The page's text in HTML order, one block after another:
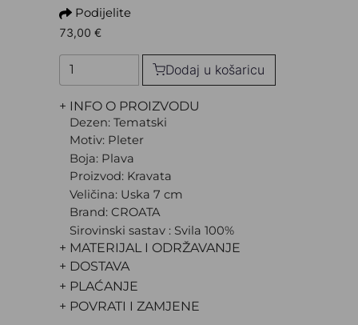
Podijelite
73,00 €
Dodaj u košaricu
+ INFO O PROIZVODU
Dezen: Tematski
Motiv: Pleter
Boja: Plava
Proizvod: Kravata
Veličina: Uska 7 cm
Brand: CROATA
Sirovinski sastav : Svila 100%
+ MATERIJAL I ODRŽAVANJE
+ DOSTAVA
+ PLAĆANJE
+ POVRATI I ZAMJENE